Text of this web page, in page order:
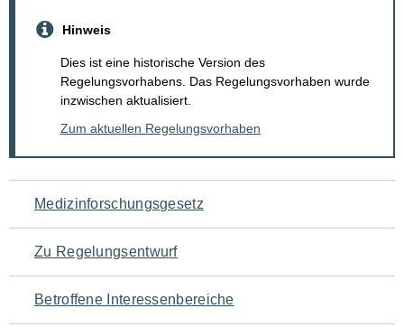
Hinweis
Dies ist eine historische Version des
Regelungsvorhabens. Das Regelungsvorhaben wurde
inzwischen aktualisiert.
Zum aktuellen Regelungsvorhaben
Navigation
für
den
Seiteninhalt
Medizinforschungsgesetz
Zu Regelungsentwurf
Betroffene Interessenbereiche